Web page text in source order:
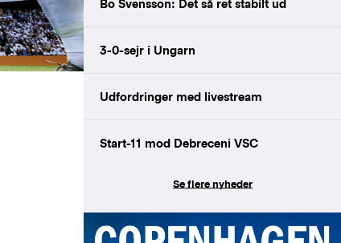
Bo Svensson: Det så ret stabilt ud
3-0-sejr i Ungarn
Udfordringer med livestream
Start-11 mod Debreceni VSC
Se flere nyheder